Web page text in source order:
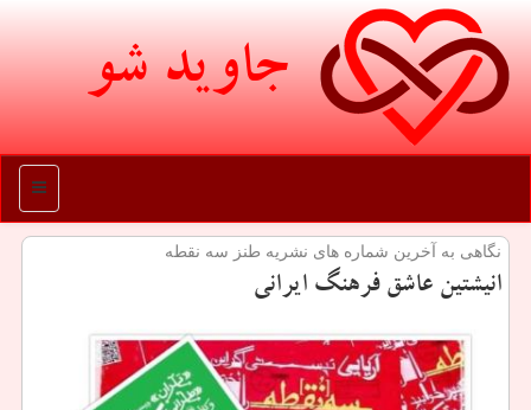
جاوید شو
منو
نگاهی به آخرین شماره های نشریه طنز سه نقطه
انیشتین عاشق فرهنگ ایرانی